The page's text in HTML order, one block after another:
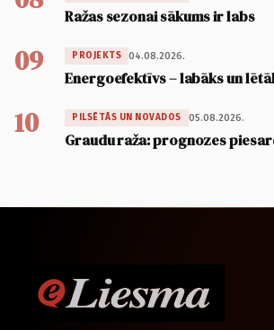
Ražas sezonai sākums ir labs
09 PROJEKTS 04.08.2026.
Energoefektīvs – labāks un
10 PILSĒTĀS UN NOVADOS 05.08.2026.
Graudu raža: prognozes